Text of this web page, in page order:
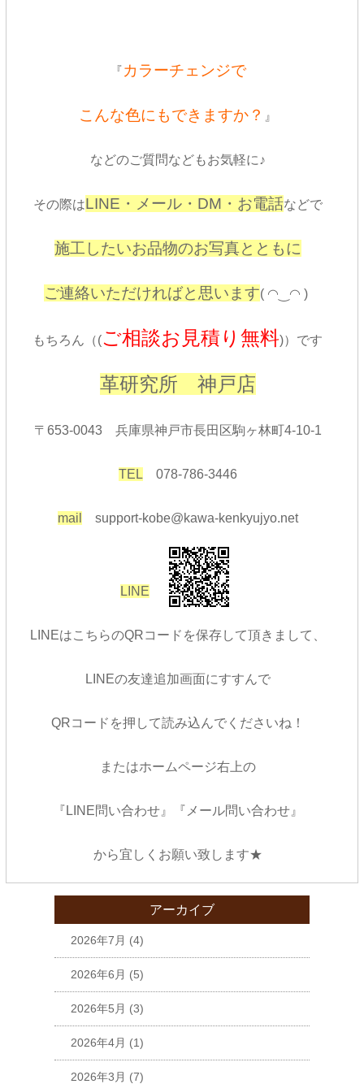
『カラーチェンジで
こんな色にもできますか？ 』
などのご質問などもお気軽に♪
その際はLINE・メール・DM・お電話などで
施工したいお品物のお写真とともに
ご連絡いただければと思います( ◠‿◠ )
もちろん（(ご相談お見積り無料)）です
革研究所 神戸店
〒 653-0043 兵庫県神戸市長田区駒ヶ林町4-10-1
TEL 078-786-3446
mail support-kobe@kawa-kenkyujyo.net
LINE
LINEはこちらのQRコードを保存して頂きまして、
LINEの友達追加画面にすすんで
QRコードを押して読み込んでくださいね！
またはホームページ右上の
『LINE問い合わせ』『メール問い合わせ』
から宜しくお願い致します★
アーカイブ
2026年7月 (4)
2026年6月 (5)
2026年5月 (3)
2026年4月 (1)
2026年3月 (7)